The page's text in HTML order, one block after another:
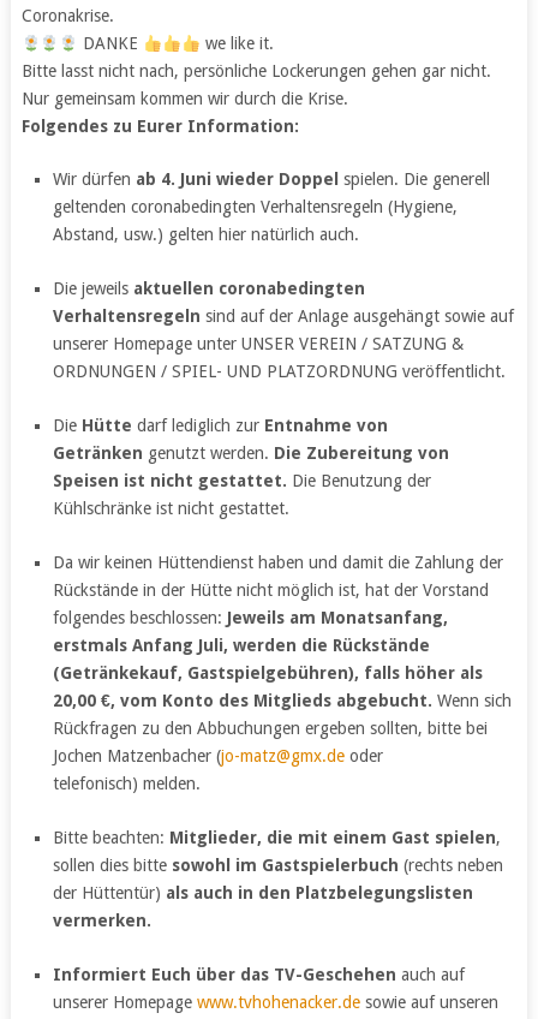
Coronakrise.
DANKE
we like it.
Bitte lasst nicht nach, persönliche Lockerungen gehen gar nicht.
Nur gemeinsam kommen wir durch die Krise.
Folgendes zu Eurer Information:
Wir dürfen ab 4. Juni wieder Doppel spielen. Die generell
geltenden coronabedingten Verhaltensregeln (Hygiene,
Abstand, usw.) gelten hier natürlich auch.
Die jeweils aktuellen coronabedingten
Verhaltensregelnsind auf der Anlage ausgehängt sowie auf
unserer Homepage unter UNSER VEREIN / SATZUNG &
ORDNUNGEN / SPIEL- UND PLATZORDNUNG veröffentlicht.
Die Hütte darf lediglich zur Entnahme von
Getränken genutzt werden. Die Zubereitung von
Speisen ist nicht gestattet. Die Benutzung der
Kühlschränke ist nicht gestattet.
Da wir keinen Hüttendienst haben und damit die Zahlung der
Rückstände in der Hütte nicht möglich ist, hat der Vorstand
folgendes beschlossen: Jeweils am Monatsanfang,
erstmals Anfang Juli, werden die Rückstände
(Getränkekauf, Gastspielgebühren), falls höher als
20,00 €, vom Konto des Mitglieds abgebucht. Wenn sich
Rückfragen zu den Abbuchungen ergeben sollten, bitte bei
Jochen Matzenbacher (jo-matz@gmx.de oder
telefonisch) melden.
Bitte beachten: Mitglieder, die mit einem Gast spielen,
sollen dies bitte sowohl im Gastspielerbuch(rechts neben
der Hüttentür) als auch in den Platzbelegungslisten
vermerken.
Informiert Euch über das TV-Geschehen auch auf
unserer Homepagewww.tvhohenacker.de sowie auf unseren